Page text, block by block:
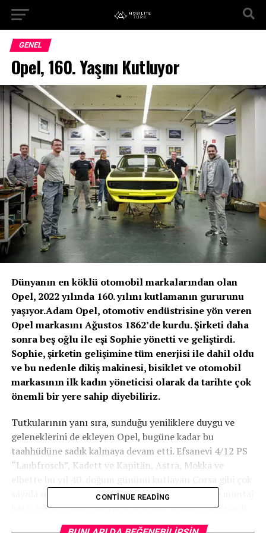
GENEL
Opel, 160. Yaşını Kutluyor
Dünyanın en köklü otomobil markalarından olan
Opel, 2022 yılında 160. yılını kutlamanın gururunu
yaşıyor.Adam Opel, otomotiv endüstrisine yön veren
Opel markasını Ağustos 1862’de kurdu. Şirketi daha
sonra beş oğlu ile eşi Sophie yönetti ve geliştirdi.
Sophie, şirketin gelişimine tüm enerjisi ile dahil oldu
ve bu nedenle dikiş makinesi, bisiklet ve otomobil
markasının ilk kadın yöneticisi olarak da tarihte çok
önemli bir yere sahip diyebiliriz.
Tutkularının yanı sıra, sunduğu yeniliklere duygu ve
geleneklerini de ekleyen Opel, bugüne kadar bu
taahhüdüne sadık kalmaya devam etti. Efsanevi 4/12 PS
“Laubfrosch”, Kadett ve Kapitän, Astra, Mokka ve
sayıda otomobil bu felsefe ile üretildi. 1920’lerde montaj
hattı teknolojisini tanıtarak öncülük yapan Opel, şimdi
de 2028’den itibaren Avrupa’da tamamen elektrikli
CONTINUE READING